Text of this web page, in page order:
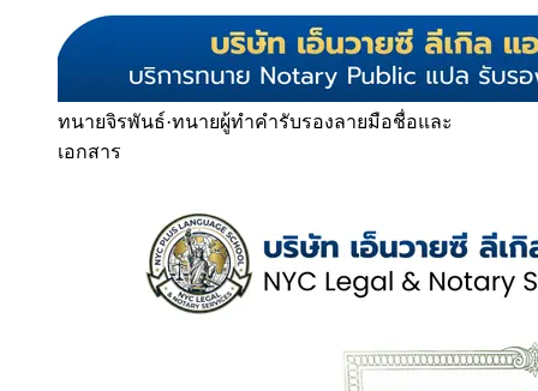
ทนายจิรพันธ์·ทนายผู้ทำคำรับรองลายมือชื่อและ
เอกสาร